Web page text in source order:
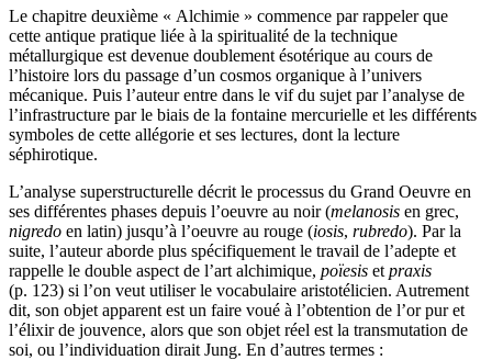
Le chapitre deuxième « Alchimie » commence par rappeler que
cette antique pratique liée à la spiritualité de la technique
métallurgique est devenue doublement ésotérique au cours de
l’histoire lors du passage d’un cosmos organique à l’univers
mécanique. Puis l’auteur entre dans le vif du sujet par l’analyse de
l’infrastructure par le biais de la fontaine mercurielle et les différents
symboles de cette allégorie et ses lectures, dont la lecture
séphirotique.
L’analyse superstructurelle décrit le processus du Grand Oeuvre en
ses différentes phases depuis l’oeuvre au noir (melanosis en grec,
nigredo en latin) jusqu’à l’oeuvre au rouge (iosis, rubredo). Par la
suite, l’auteur aborde plus spécifiquement le travail de l’adepte et
rappelle le double aspect de l’art alchimique, poïesis et praxis
(p. 123) si l’on veut utiliser le vocabulaire aristotélicien. Autrement
dit, son objet apparent est un faire voué à l’obtention de l’or pur et
l’élixir de jouvence, alors que son objet réel est la transmutation de
soi, ou l’individuation dirait Jung. En d’autres termes :